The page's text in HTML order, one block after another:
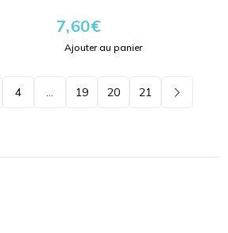
7,60€
Ajouter au panier
4 … 19 20 21